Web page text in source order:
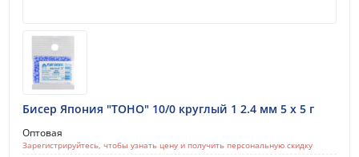
Бисер Япония "TOHO" 10/0 круглый 1 2.4 мм 5 х 5 г
Оптовая
Зарегистрируйтесь, чтобы узнать цену и получить персональную скидку